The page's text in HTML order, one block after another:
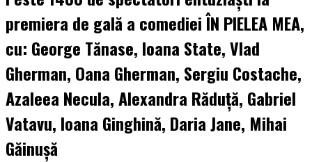
premiera de gală a comediei ÎN PIELEA MEA,
cu: George Tănase, Ioana State, Vlad
Gherman, Oana Gherman, Sergiu Costache,
Azaleea Necula, Alexandra Răduță, Gabriel
Vatavu, Ioana Ginghină, Daria Jane, Mihai
Găinușă